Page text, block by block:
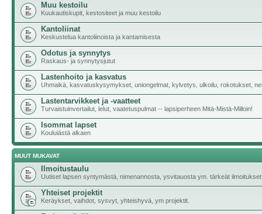
Muu kestoilu
Kuukautiskupit, kestositeet ja muu kestoilu
Kantoliinat
Keskustelua kantoliinoista ja kantamisesta
Odotus ja synnytys
Raskaus- ja synnytysjutut
Lastenhoito ja kasvatus
Uhmaikä, kasvatuskysymykset, uniongelmat, kylvetys, ulkoilu, rokotukset,
Lastentarvikkeet ja -vaatteet
Turvaistuinvertailut, lelut, vaatetuspulmat -- lapsiperheen Mitä-Mistä-Milloin!
Isommat lapset
Kouluiästä alkaen
MUUT MUKAVAT
Ilmoitustaulu
Uutiset lapsen syntymästä, nimenannosta, ysvitauosta ym. tärkeät ilmoitukset
Yhteiset projektit
Keräykset, vaihdot, sysvyt, yhteishyvä, ym projektit.